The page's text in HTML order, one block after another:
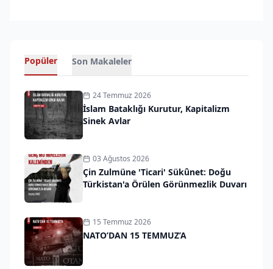
Popüler Son Makaleler
24 Temmuz 2026
İslam Bataklığı Kurutur, Kapitalizm
Sinek Avlar
03 Ağustos 2026
Çin Zulmüne 'Ticari' Sükûnet: Doğu
Türkistan'a Örülen Görünmezlik Duvarı
15 Temmuz 2026
NATO’DAN 15 TEMMUZ’A